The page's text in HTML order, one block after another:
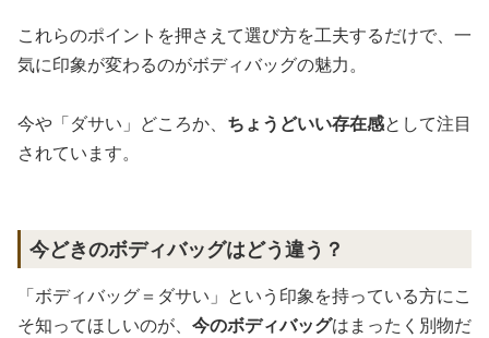
これらのポイントを押さえて選び方を工夫するだけで、一
気に印象が変わるのがボディバッグの魅力。
今や「ダサい」どころか、 ちょうどいい存在感として注目
されています。
今どきのボディバッグはどう違う？
「ボディバッグ＝ダサい」という印象を持っている方にこ
そ知ってほしいのが、 今のボディバッグはまったく別物だ